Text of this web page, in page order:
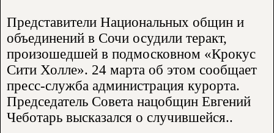
Представители Национальных общин и
объединений в Сочи осудили теракт,
произошедшей в подмосковном «Крокус
Сити Холле». 24 марта об этом сообщает
пресс-служба администрация курорта.
Председатель Совета нацобщин Евгений
Чеботарь высказался о случившейся..